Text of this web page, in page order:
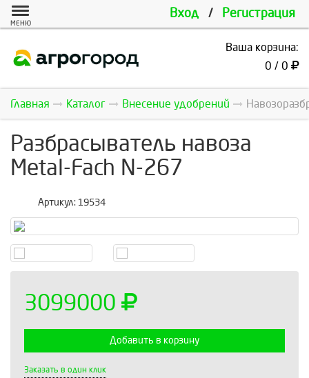
Вход / Регистрация
МЕНЮ
Ваша корзина:
0 / 0
Главная Каталог Внесение удобрений
Разбрасыватель навоза
Metal-Fach N-267
Артикул: 19534
3099000
Добавить в корзину
Заказать в один клик